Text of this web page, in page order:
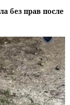
без прав после